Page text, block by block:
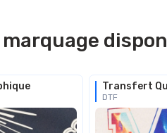
Transfert
DTF